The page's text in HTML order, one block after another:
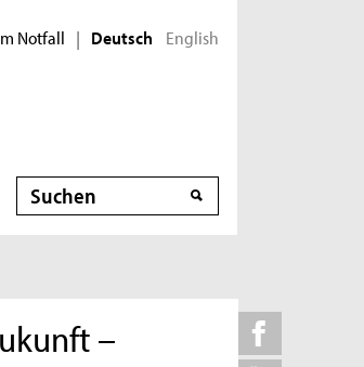
Notfall | Deutsch English
Suche
–